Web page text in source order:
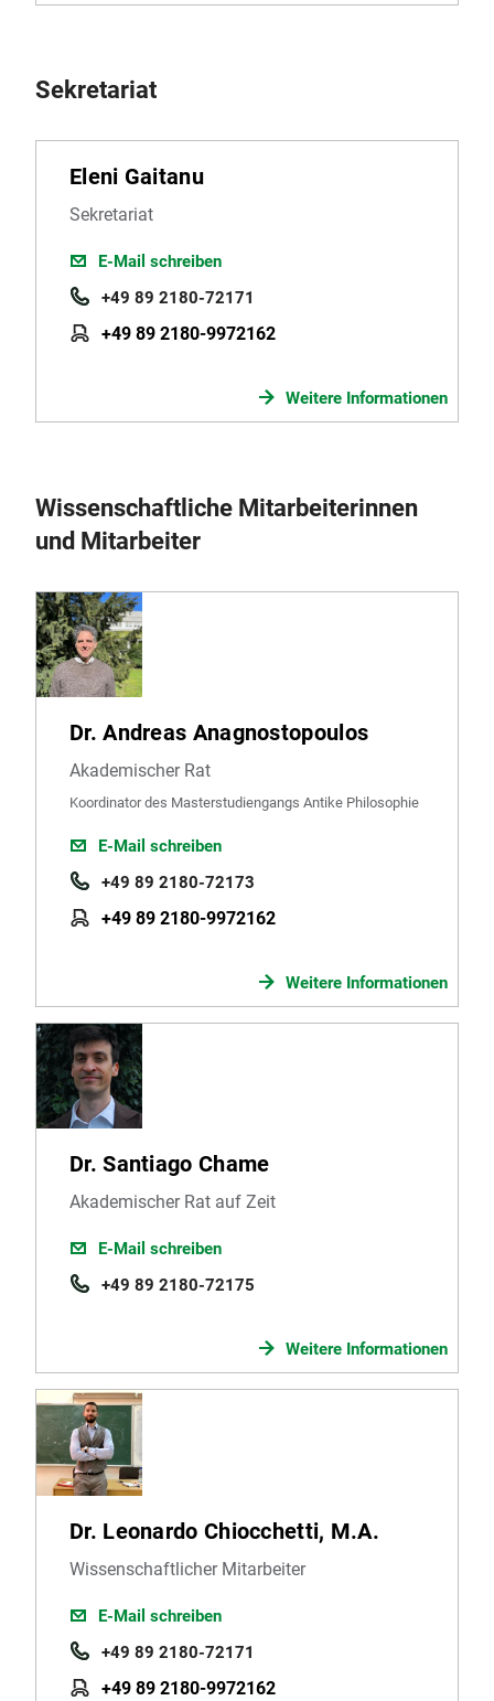
Sekretariat
Eleni Gaitanu
Sekretariat
E-Mail schreiben
+49 89 2180-72171
+49 89 2180-9972162
Weitere Informationen
Wissenschaftliche Mitarbeiterinnen
und Mitarbeiter
Dr. Andreas Anagnostopoulos
Akademischer Rat
Koordinator des Masterstudiengangs Antike Philosophie
E-Mail schreiben
+49 89 2180-72173
+49 89 2180-9972162
Weitere Informationen
Dr. Santiago Chame
Akademischer Rat auf Zeit
E-Mail schreiben
+49 89 2180-72175
Weitere Informationen
Dr. Leonardo Chiocchetti, M.A.
Wissenschaftlicher Mitarbeiter
E-Mail schreiben
+49 89 2180-72171
+49 89 2180-9972162